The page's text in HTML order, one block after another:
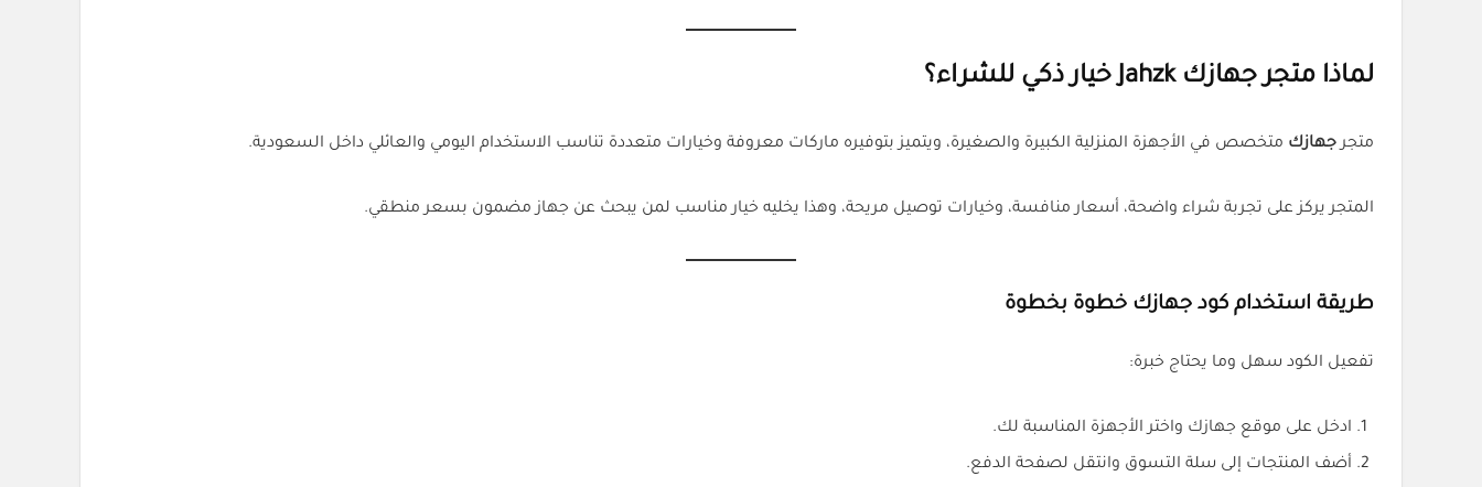
لماذا متجر جهازك Jahzk خيار ذكي للشراء؟
متجرجهازك متخصص في الأجهزة المنزلية الكبيرة والصغيرة، ويتميز بتوفيره ماركات معروفة وخيارات متعددة تناسب الاستخدام اليومي والعائلي داخل السعودية.
المتجر يركز على تجربة شراء واضحة، أسعار منافسة، وخيارات توصيل مريحة، وهذا يخليه خيار مناسب لمن يبحث عن جهاز مضمون بسعر منطقي.
طريقة استخدام كود جهازك خطوة بخطوة
تفعيل الكود سهل وما يحتاج خبرة:
ادخل على موقع جهازك واختر الأجهزة المناسبة لك.
أضف المنتجات إلى سلة التسوق وانتقل لصفحة الدفع.